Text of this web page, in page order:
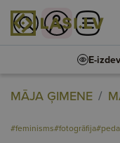
E-
MĀJA ĢIMENE
#feminisms#fotogrāfija